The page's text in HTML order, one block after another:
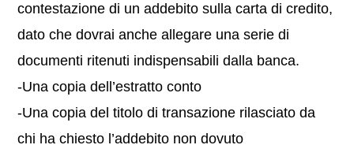
contestazione di un addebito sulla carta di credito,
dato che dovrai anche allegare una serie di
documenti ritenuti indispensabili dalla banca.
-Una copia dell’estratto conto
-Una copia del titolo di transazione rilasciato da
chi ha chiesto l’addebito non dovuto